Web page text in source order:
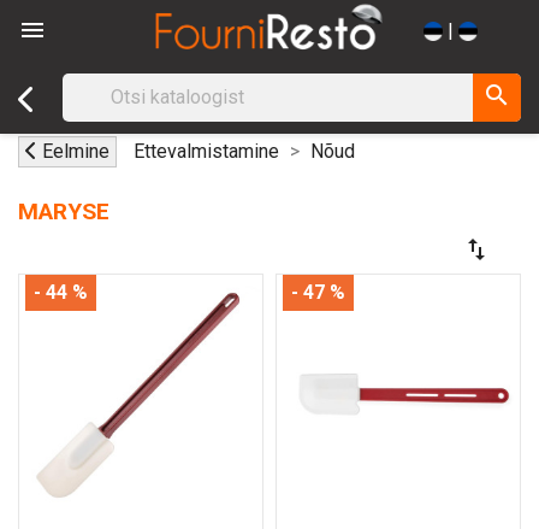
 |
search
Eelmine Ettevalmistamine Nõud
MARYSE
swap_vert
- 44 % - 47 %